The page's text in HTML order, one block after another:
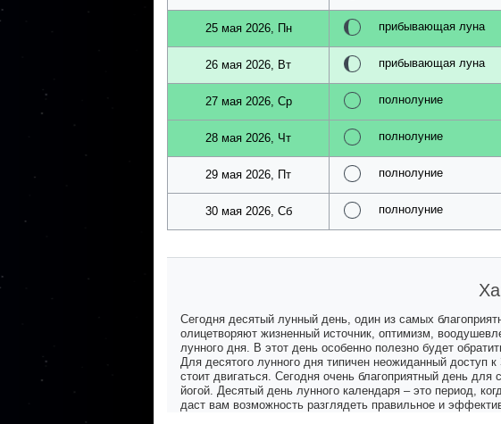
25 мая 2026, Пн прибывающая луна
26 мая 2026, Вт прибывающая луна
27 мая 2026, Ср полнолуние
28 мая 2026, Чт полнолуние
29 мая 2026, Пт полнолуние
30 мая 2026, Сб полнолуние
Сегодня десятый лунный день, один из самых
олицетворяют жизненный источник, оптимизм,
лунного дня. В этот день особенно полезно будет
Для десятого лунного дня типичен неожиданный доступ
стоит двигаться. Сегодня очень благоприятный день для
йогой. Десятый день лунного календаря – это период,
даст вам возможность разглядеть правильное и